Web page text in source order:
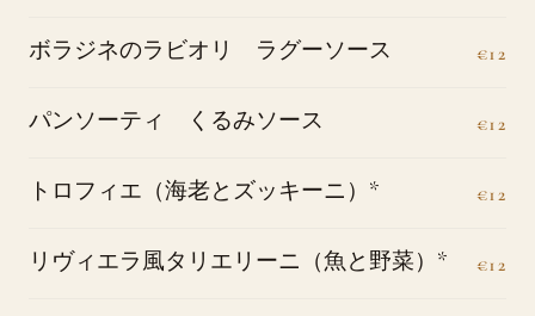
ボラジネのラビオリ ラグーソース €12
パンソーティ くるみソース €12
トロフィエ（海老とズッキーニ）* €12
リヴィエラ風タリエリーニ（魚と野菜）* €12